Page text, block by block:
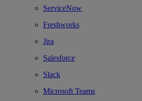
ServiceNow
Freshworks
Jira
Salesforce
Slack
Microsoft Teams